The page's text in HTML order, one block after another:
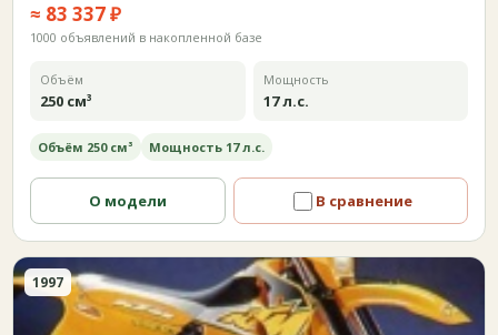
≈ 83 337 ₽
1000 объявлений в накопленной базе
Объём
250 см³
Мощность
17 л.с.
Объём 250 см³ Мощность 17 л.с.
О модели В сравнение
1997